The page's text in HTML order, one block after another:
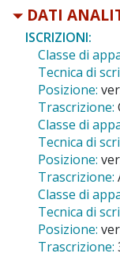
DATI
ISCRIZIONI:
Classe di
Tecnica di
Posizione:
Trascrizione:
Classe di
Tecnica di
Posizione:
Trascrizione:
Classe di
Tecnica di
Posizione:
Trascrizione: